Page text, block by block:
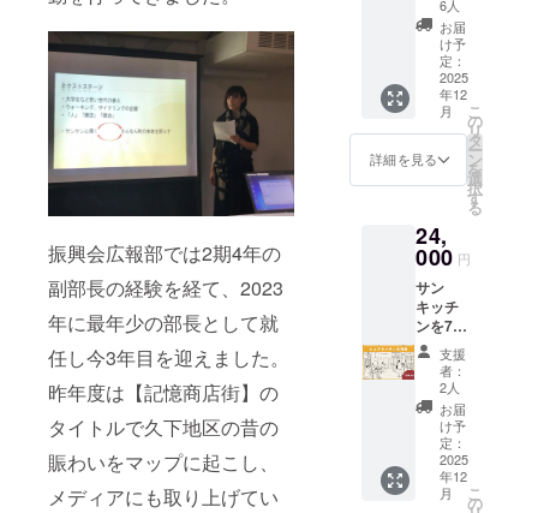
振興会広報部では2期4年の
副部長の経験を経て、2023
年に最年少の部長として就
任し今3年目を迎えました。
昨年度は【記憶商店街】の
タイトルで久下地区の昔の
賑わいをマップに起こし、
メディアにも取り上げてい
トをお
渡しし
ます。
・有効
期限：
2025年
12月下
旬(予
定)〜
2026年
・詳細
はメー
ルで連
絡しま
す。
6人
お届
け予
定：
2025
年12
月
詳細を見る
こ
の
リ
タ
ー
ン
を
選
択
す
る
24,
000 円
サン
キッチ
ンを7日
間ご利
用でき
るチ
ケット
をお渡
ししま
す。 ・
有効期
限：
支援
者：
2人
お届
け予
定：
2025
年12
月
こ
の